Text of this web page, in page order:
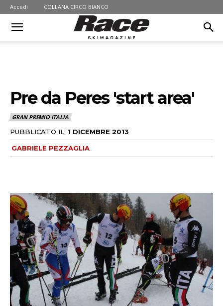
Accedi COLLANA CIRCO BIANCO
Pre da Peres 'start area'
GRAN PREMIO ITALIA
PUBBLICATO IL: 1 DICEMBRE 2013
GABRIELE PEZZAGLIA